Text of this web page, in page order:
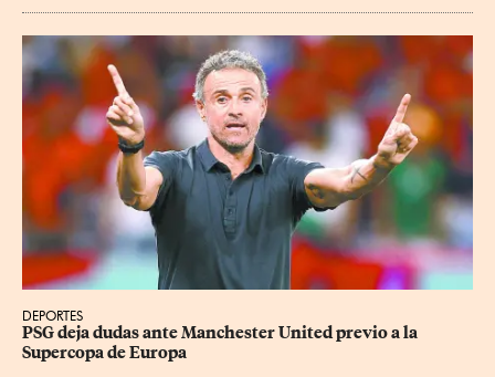
DEPORTES
PSG deja dudas ante Manchester United previo a la
Supercopa de Europa